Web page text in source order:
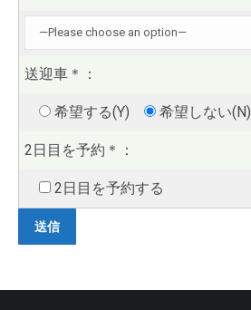
送迎車 ＊ ：
希望する(Y) 希望しない(N)
2日目を予約 ＊ ：
2日目を予約する